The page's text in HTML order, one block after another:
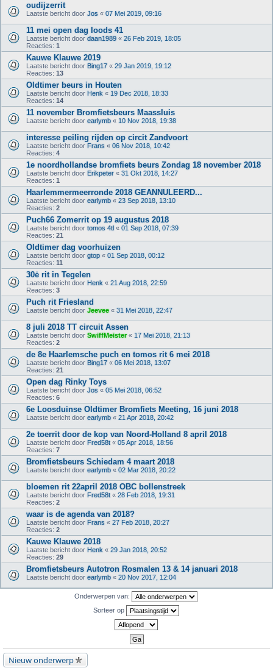
oudijzerrit
Laatste bericht door Jos « 07 Mei 2019, 09:16
11 mei open dag loods 41
Laatste bericht door daan1989 « 26 Feb 2019, 18:05
Reacties: 1
Kauwe Klauwe 2019
Laatste bericht door Bing17 « 29 Jan 2019, 19:12
Reacties: 13
Oldtimer beurs in Houten
Laatste bericht door Henk « 19 Dec 2018, 18:33
Reacties: 14
11 november Bromfietsbeurs Maassluis
Laatste bericht door earlymb« 10 Nov 2018, 19:38
interesse peiling rijden op circit Zandvoort
Laatste bericht door Frans « 06 Nov 2018, 10:42
Reacties: 4
1e noordhollandse bromfiets beurs Zondag 18 november 2018
Laatste bericht door Erikpeter « 31 Okt 2018, 14:27
Reacties: 1
Haarlemmermeerronde 2018 GEANNULEERD...
Laatste bericht door earlymb « 23 Sep 2018, 13:10
Reacties: 2
Puch66 Zomerrit op 19 augustus 2018
Laatste bericht door tomos 4tl « 01 Sep 2018, 07:39
Reacties: 21
Oldtimer dag voorhuizen
Laatste bericht door gtop « 01 Sep 2018, 00:12
Reacties: 11
30ė rit in Tegelen
Laatste bericht door Henk « 21 Aug 2018, 22:59
Reacties: 3
Puch rit Friesland
Laatste bericht door Jeevee « 31 Mei 2018, 22:47
8 juli 2018 TT circuit Assen
Laatste bericht door SwiffMeister« 17 Mei 2018, 21:13
Reacties: 2
de 8e Haarlemsche puch en tomos rit 6 mei 2018
Laatste bericht door Bing17 « 06 Mei 2018, 13:07
Reacties: 21
Open dag Rinky Toys
Laatste bericht door Jos « 05 Mei 2018, 06:52
Reacties: 6
6e Loosduinse Oldtimer Bromfiets Meeting, 16 juni 2018
Laatste bericht door earlymb « 21 Apr 2018, 20:42
2e toerrit door de kop van Noord-Holland 8 april 2018
Laatste bericht door Fred58t « 05 Apr 2018, 18:56
Reacties: 7
Bromfietsbeurs Schiedam 4 maart 2018
Laatste bericht door earlymb « 02 Mar 2018, 20:22
bloemen rit 22april 2018 OBC bollenstreek
Laatste bericht door Fred58t « 28 Feb 2018, 19:31
Reacties: 2
waar is de agenda van 2018?
Laatste bericht door Frans « 27 Feb 2018, 20:27
Reacties: 2
Kauwe Klauwe 2018
Laatste bericht door Henk « 29 Jan 2018, 20:52
Reacties: 29
Bromfietsbeurs Autotron Rosmalen 13 & 14 januari 2018
Laatste bericht door earlymb « 20 Nov 2017, 12:04
Onderwerpen van:
Sorteer op
Nieuw onderwerp